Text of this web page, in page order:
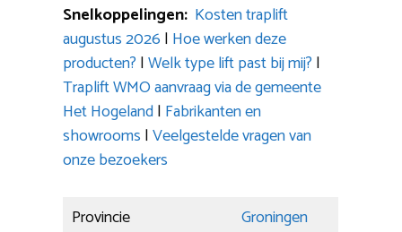
Snelkoppelingen: Kosten traplift
augustus 2026 | Hoe werken deze
producten? |Welk type lift past bij mij? |
Traplift WMO aanvraag via de gemeente
Het Hogeland| Fabrikanten en
showrooms |Veelgestelde vragen van
onze bezoekers
Provincie
Groningen